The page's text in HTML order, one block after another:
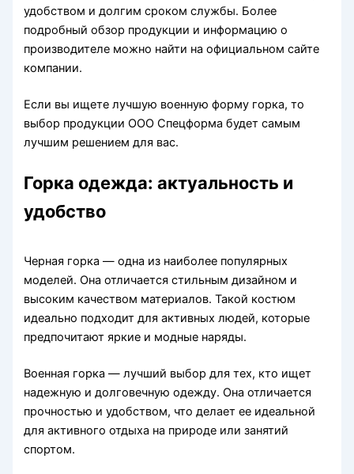
удобством и долгим сроком службы. Более
подробный обзор продукции и информацию о
производителе можно найти на официальном сайте
компании.
Если вы ищете лучшую военную форму горка, то
выбор продукции ООО Спецформа будет самым
лучшим решением для вас.
Горка одежда: актуальность и
удобство
Черная горка — одна из наиболее популярных
моделей. Она отличается стильным дизайном и
высоким качеством материалов. Такой костюм
идеально подходит для активных людей, которые
предпочитают яркие и модные наряды.
Военная горка — лучший выбор для тех, кто ищет
надежную и долговечную одежду. Она отличается
прочностью и удобством, что делает ее идеальной
для активного отдыха на природе или занятий
спортом.